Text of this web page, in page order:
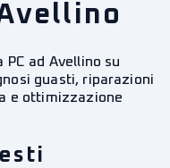
ad Avellino su
guasti, riparazioni
e ottimizzazione